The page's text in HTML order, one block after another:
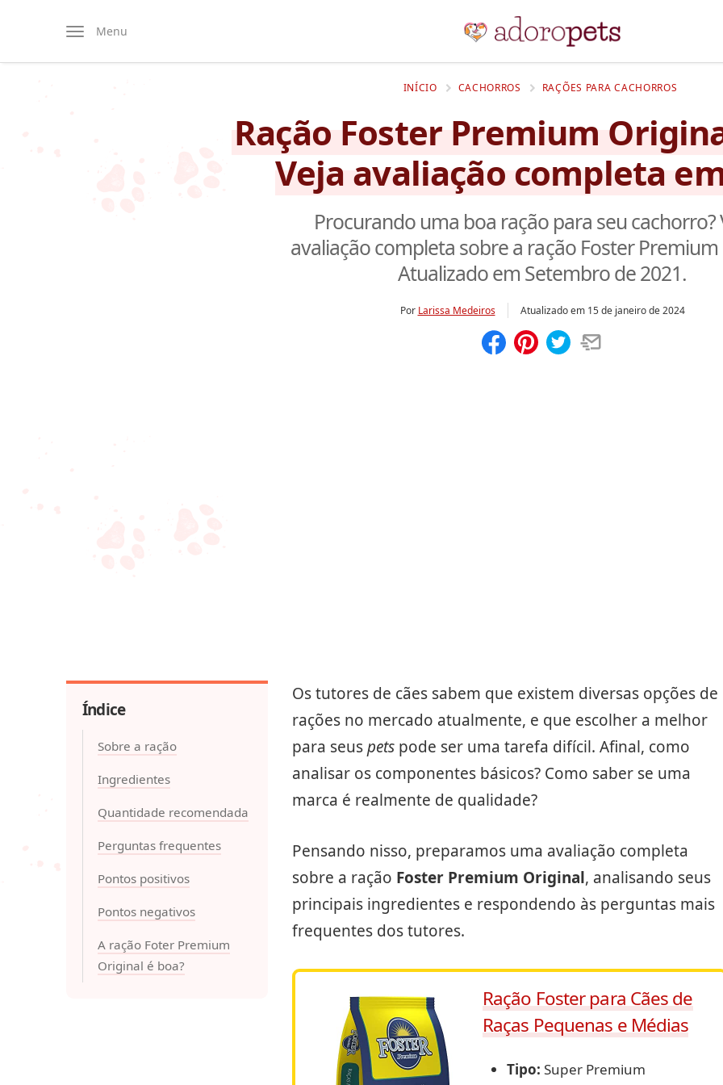
Menu
INÍCIO CACHORROS RAÇÕES PARA CACHORROS
Ração Foster Premium
Veja avaliação completa
Procurando uma boa ração para seu cachorro?
avaliação completa sobre a ração Foster
Atualizado em Setembro de 2021.
Por Larissa Medeiros Atualizado em 15 de janeiro de 2024
Índice
Sobre a ração
Ingredientes
Quantidade recomendada
Perguntas frequentes
Pontos positivos
Pontos negativos
A ração Foter Premium
Original é boa?
Os tutores de cães sabem que existem diversas opções de
rações no mercado atualmente, e que escolher a melhor
para seuspets pode ser uma tarefa difícil. Afinal, como
analisar os componentes básicos? Como saber se uma
marca é realmente de qualidade?
Pensando nisso, preparamos uma avaliação completa
sobre a ração Foster Premium Original, analisando seus
principais ingredientes e respondendo às perguntas mais
frequentes dos tutores.
Ração Foster para Cães de
Raças Pequenas e Médias
Tipo: Super Premium